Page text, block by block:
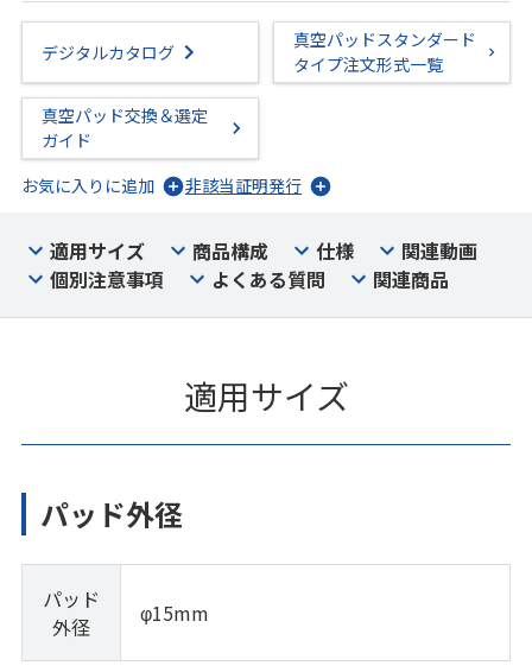
デジタルカタログ
真空パッドスタンダード
タイプ注文形式一覧
真空パッド交換＆選定
ガイド
お気に入りに追加
非該当証明発行
適用サイズ 商品構成 仕様
関連動画
個別注意事項
よくある質問 関連商品
適用サイズ
パッド外径
パッド
外径
φ15mm